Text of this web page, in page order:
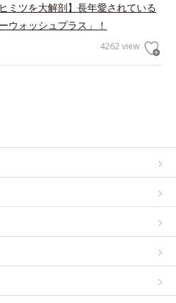
ヒミツを大解剖】長年愛されている
ウォッシュプラス」！
4262 view